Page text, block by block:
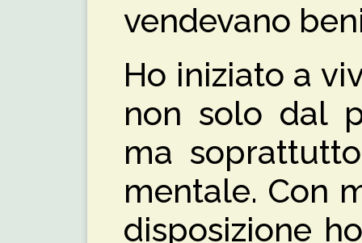
vendevano
Ho iniziato a
non solo dal
ma
mentale. Con
disposizione